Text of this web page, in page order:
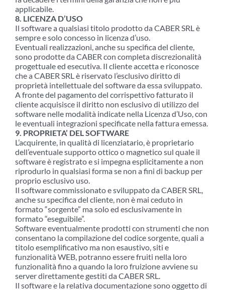
applicabile.
8. LICENZA D’USO
Il software a qualsiasi titolo prodotto da CABER SRL è
sempre e solo concesso in licenza d’uso.
Eventuali realizzazioni, anche su specifica del cliente,
sono prodotte da CABER con completa discrezionalità
progettuale ed esecutiva. Il cliente accetta e riconosce
che a CABER SRL è riservato l’esclusivo diritto di
proprietà intellettuale del software da essa sviluppato.
A fronte del pagamento del corrispettivo fatturato il
cliente acquisisce il diritto non esclusivo di utilizzo del
software nelle modalità indicate nella Licenza d’Uso, con
le eventuali integrazioni specificate nella fattura emessa.
9. PROPRIETA’ DEL SOFTWARE
L’acquirente, in qualità di licenziatario, è proprietario
dell’eventuale supporto ottico o magnetico sul quale il
software è registrato e si impegna esplicitamente a non
riprodurlo in qualsiasi forma se non a fini di backup per
proprio esclusivo uso.
Il software commissionato e sviluppato da CABER SRL,
anche su specifica del cliente, non è mai ceduto in
formato “sorgente” ma solo ed esclusivamente in
formato “eseguibile”.
Software eventualmente prodotti con strumenti che non
consentano la compilazione del codice sorgente, quali a
titolo esemplificativo ma non esaustivo, siti e
funzionalità WEB, potranno essere fruiti nella loro
funzionalità fino a quando la loro fruizione avviene su
server direttamente gestiti da CABER SRL.
Il software e la relativa documentazione sono oggetto di